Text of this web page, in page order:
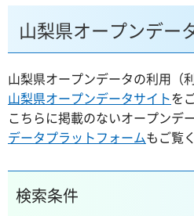
山梨県オープンデー
山梨県オープンデータの利用（
山梨県オープンデータサイトを
こちらに掲載のないオープンデ
データプラットフォームもご覧
検索条件